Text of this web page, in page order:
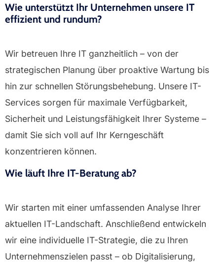
Wie unterstützt Ihr Unternehmen unsere IT
effizient und rundum?
Wir betreuen Ihre IT ganzheitlich – von der
strategischen Planung über proaktive Wartung bis
hin zur schnellen Störungsbehebung. Unsere IT-
Services sorgen für maximale Verfügbarkeit,
Sicherheit und Leistungsfähigkeit Ihrer Systeme –
damit Sie sich voll auf Ihr Kerngeschäft
konzentrieren können.
Wie läuft Ihre IT-Beratung ab?
Wir starten mit einer umfassenden Analyse Ihrer
aktuellen IT-Landschaft. Anschließend entwickeln
wir eine individuelle IT-Strategie, die zu Ihren
Unternehmenszielen passt – ob Digitalisierung,